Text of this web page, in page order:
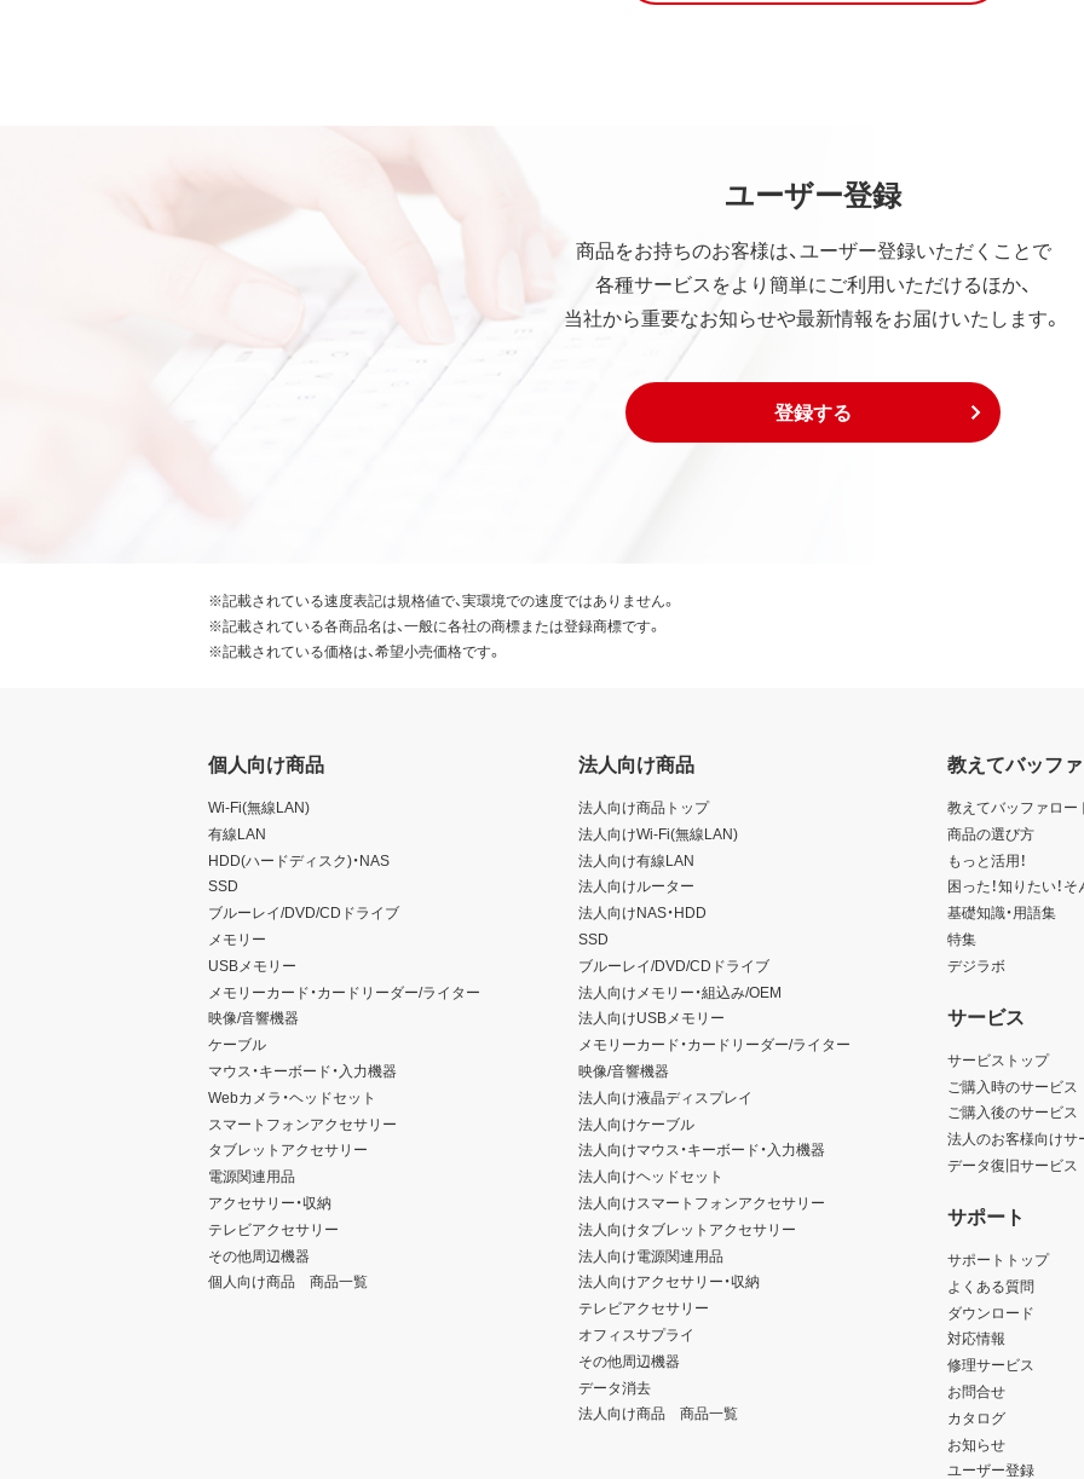
ユーザー登録
商品をお持ちのお客様は、ユーザー登録いただくことで
各種サービスをより簡単にご利用いただけるほか、
当社から重要なお知らせや最新情報をお届けいたします。
登録する
※記載されている速度表記は規格値で、実環境での速度ではありません。
※記載されている各商品名は、一般に各社の商標または登録商標です。
※記載されている価格は、希望小売価格です。
個人向け商品
Wi-Fi(無線LAN)
有線LAN
HDD(ハードディスク)・NAS
SSD
ブルーレイ/DVD/CDドライブ
メモリー
USBメモリー
メモリーカード・カードリーダー/ライター
映像/音響機器
ケーブル
マウス・キーボード・入力機器
Webカメラ・ヘッドセット
スマートフォンアクセサリー
タブレットアクセサリー
電源関連用品
アクセサリー・収納
テレビアクセサリー
その他周辺機器
個人向け商品 商品一覧
法人向け商品
法人向け商品トップ
法人向けWi-Fi(無線LAN)
法人向け有線LAN
法人向けルーター
法人向けNAS・HDD
SSD
ブルーレイ/DVD/CDドライブ
法人向けメモリー・組込み/OEM
法人向けUSBメモリー
メモリーカード・カードリーダー/ライター
映像/音響機器
法人向け液晶ディスプレイ
法人向けケーブル
法人向けマウス・キーボード・入力機器
法人向けヘッドセット
法人向けスマートフォンアクセサリー
法人向けタブレットアクセサリー
法人向け電源関連用品
法人向けアクセサリー・収納
テレビアクセサリー
オフィスサプライ
その他周辺機器
データ消去
法人向け商品 商品一覧
教えてバッフ
教えてバッファロー
商品の選び方
もっと活用！
困った！知りたい！
基礎知識・用語集
特集
デジラボ
サービス
サービストップ
ご購入時のサービス
ご購入後のサービス
法人のお客様向けサ
データ復旧サービス
サポート
サポートトップ
よくある質問
ダウンロード
対応情報
修理サービス
お問合せ
カタログ
お知らせ
ユーザー登録